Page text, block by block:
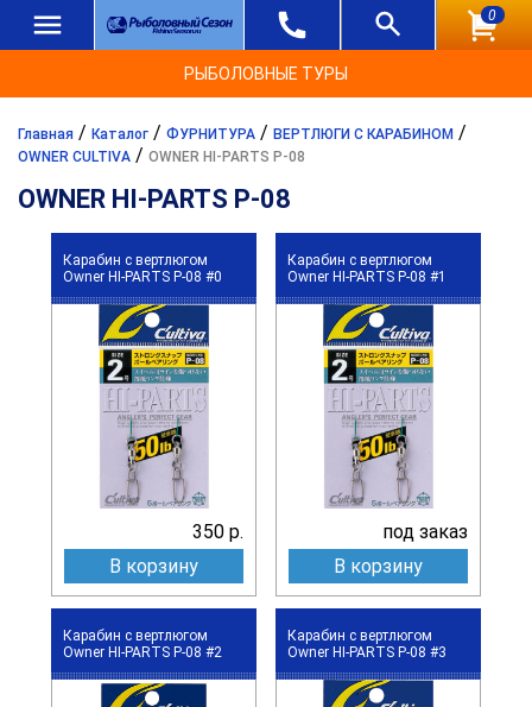
0
РЫБОЛОВНЫЕ ТУРЫ
Главная / Каталог / ФУРНИТУРА / ВЕРТЛЮГИ С КАРАБИНОМ /
OWNER CULTIVA / OWNER HI-PARTS P-08
OWNER HI-PARTS P-08
Карабин с вертлюгом
Owner HI-PARTS P-08 #0
350 р.
В корзину
Карабин с вертлюгом
Owner HI-PARTS P-08 #1
под заказ
В корзину
Карабин с вертлюгом
Owner HI-PARTS P-08 #2
Карабин с вертлюгом
Owner HI-PARTS P-08 #3